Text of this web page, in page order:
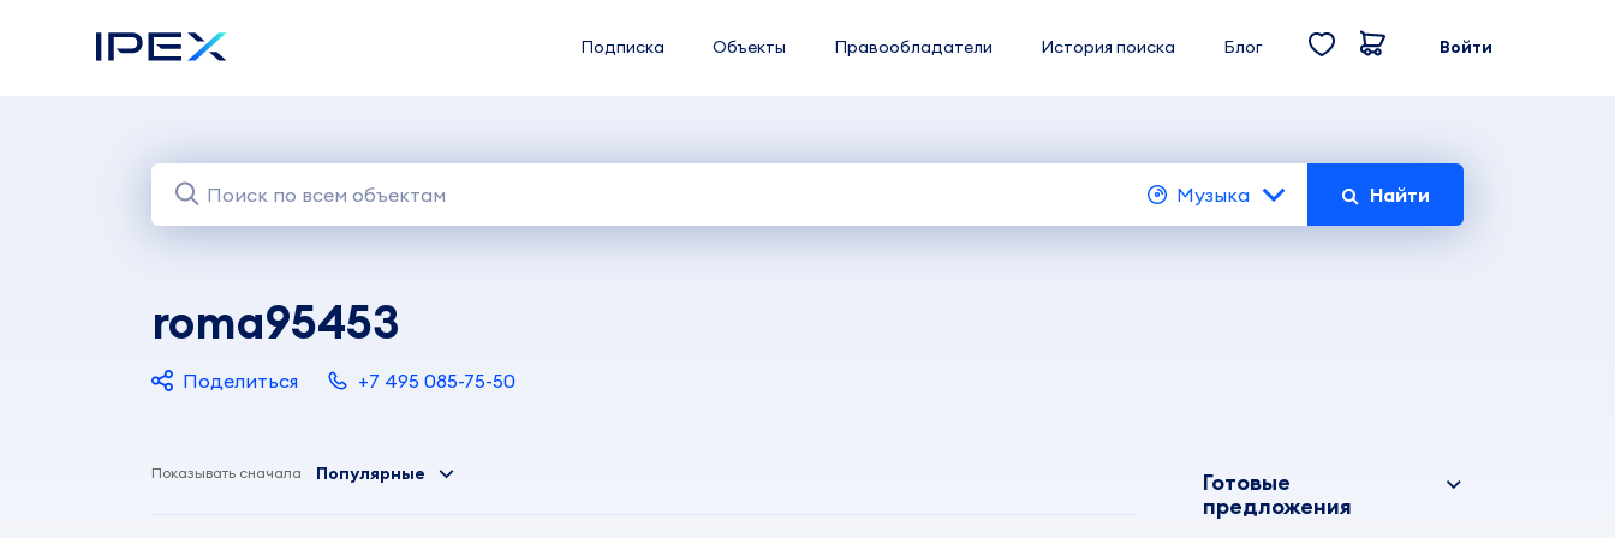
Подписка Объекты Правообладатели История поиска Блог Войти
Музыка Найти
roma95453
Поделиться +7 495 085-75-50
Показывать сначала Популярные
Готовые
предложения